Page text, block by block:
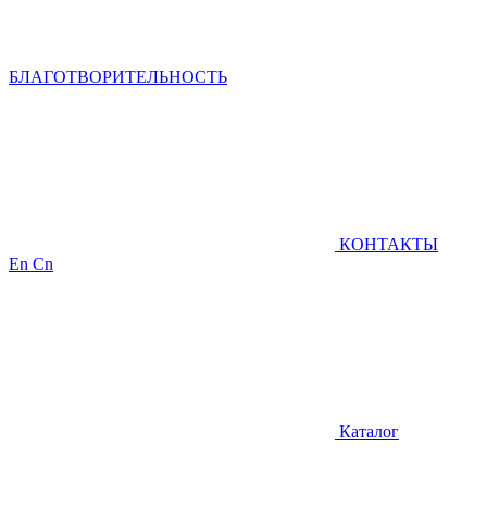
БЛАГОТВОРИТЕЛЬНОСТЬ
КОНТАКТЫ
En Cn
Каталог